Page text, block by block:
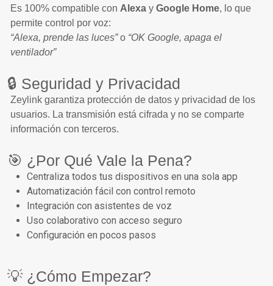
Es 100% compatible con Alexa y Google Home, lo que
permite control por voz:
“Alexa, prende las luces”o “OK Google, apaga el
ventilador”
🔒 Seguridad y Privacidad
Zeylink garantiza protección de datos y privacidad de los
usuarios. La transmisión está cifrada y no se comparte
información con terceros.
🎯 ¿Por Qué Vale la Pena?
Centraliza todos tus dispositivos en una sola app
Automatización fácil con control remoto
Integración con asistentes de voz
Uso colaborativo con acceso seguro
Configuración en pocos pasos
💡 ¿Cómo Empezar?